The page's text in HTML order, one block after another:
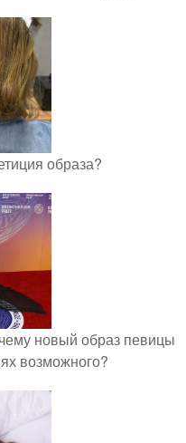
образа?
новый образ певицы
возможного?